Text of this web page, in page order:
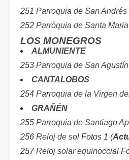
251 Parroquia de San
252 Parròquia de Santa
LOS MONEGROS
ALMUNIENTE
253 Parroquia de San Agustín
CANTALOBOS
254 Parroquia de la Virgen
GRAÑÉN
255 Parroquia de Santiago
256 Reloj de sol Fotos 1 (
257Reloj solar equinoccial